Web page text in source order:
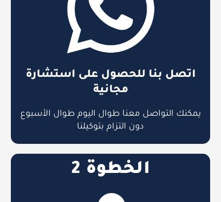
اتصل بنا للحصول على استشارة
مجانية
يمكنك التواصل معنا طوال اليوم طوال الأسبوع
دون التزام بتوكيلنا
الخطوة 2